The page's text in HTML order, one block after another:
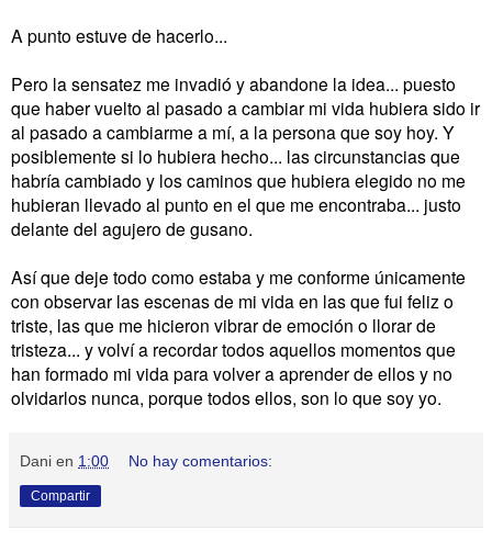
A punto estuve de hacerlo...
Pero la sensatez me invadió y abandone la idea... puesto
que haber vuelto al pasado a cambiar mi vida hubiera sido ir
al pasado a cambiarme a mí, a la persona que soy hoy. Y
posiblemente si lo hubiera hecho... las circunstancias que
habría cambiado y los caminos que hubiera elegido no me
hubieran llevado al punto en el que me encontraba... justo
delante del agujero de gusano.
Así que deje todo como estaba y me conforme únicamente
con observar las escenas de mi vida en las que fui feliz o
triste, las que me hicieron vibrar de emoción o llorar de
tristeza... y volví a recordar todos aquellos momentos que
han formado mi vida para volver a aprender de ellos y no
olvidarlos nunca, porque todos ellos, son lo que soy yo.
Dani en 1:00 No hay comentarios:
Compartir